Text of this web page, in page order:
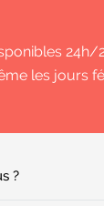
24h/
les jours
?